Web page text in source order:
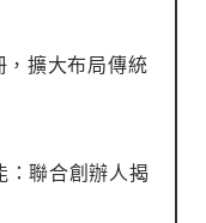
擴大布局傳統
聯合創辦人揭